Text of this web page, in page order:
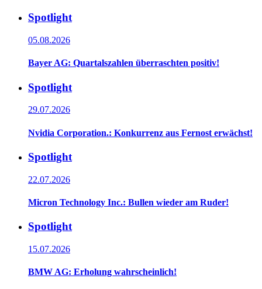
Spotlight
05.08.2026
Bayer AG: Quartalszahlen überraschten positiv!
Spotlight
29.07.2026
Nvidia Corporation.: Konkurrenz aus Fernost erwächst!
Spotlight
22.07.2026
Micron Technology Inc.: Bullen wieder am Ruder!
Spotlight
15.07.2026
BMW AG: Erholung wahrscheinlich!